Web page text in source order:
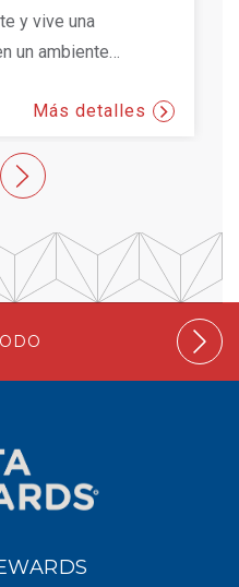
y vive una
un ambiente…
Más detalles